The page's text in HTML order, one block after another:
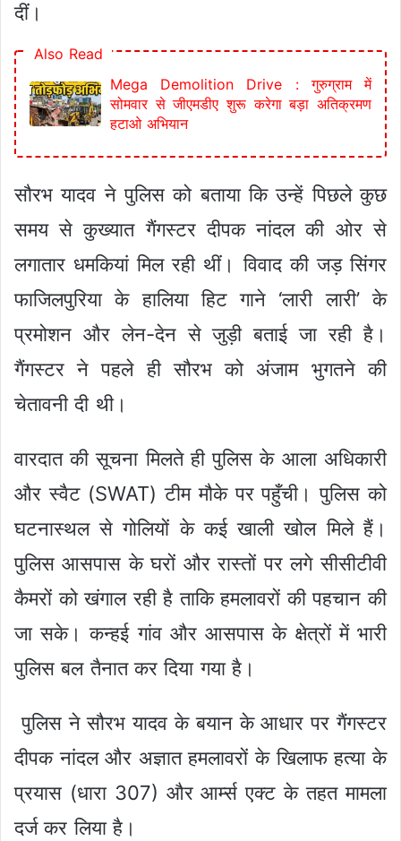
दीं।
Also Read
Mega Demolition Drive : गुरुग्राम में
सोमवार से जीएमडीए शुरू करेगा बड़ा अतिक्रमण
हटाओ अभियान
सौरभ यादव ने पुलिस को बताया कि उन्हें पिछले कुछ
समय से कुख्यात गैंगस्टर दीपक नांदल की ओर से
लगातार धमकियां मिल रही थीं। विवाद की जड़ सिंगर
फाजिलपुरिया के हालिया हिट गाने ‘लारी लारी’ के
प्रमोशन और लेन-देन से जुड़ी बताई जा रही है।
गैंगस्टर ने पहले ही सौरभ को अंजाम भुगतने की
चेतावनी दी थी।
वारदात की सूचना मिलते ही पुलिस के आला अधिकारी
और स्वैट (SWAT) टीम मौके पर पहुँची। पुलिस को
घटनास्थल से गोलियों के कई खाली खोल मिले हैं।
पुलिस आसपास के घरों और रास्तों पर लगे सीसीटीवी
कैमरों को खंगाल रही है ताकि हमलावरों की पहचान की
जा सके। कन्हई गांव और आसपास के क्षेत्रों में भारी
पुलिस बल तैनात कर दिया गया है।
पुलिस ने सौरभ यादव के बयान के आधार पर गैंगस्टर
दीपक नांदल और अज्ञात हमलावरों के खिलाफ हत्या के
प्रयास (धारा 307) और आर्म्स एक्ट के तहत मामला
दर्ज कर लिया है।